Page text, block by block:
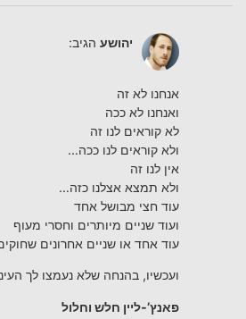
יהושע הגיב:
אנחנו לא זה
ואנחנו לא ככה
לא קוראים לנו זה
ולא קוראים לנו ככה…
אין לנו זה
ולא תמצא אצלנו כזה…
עוד חצי מבושל אחד
ועוד שניים מיותרים וחסרי מעוף
עוד אחד או שניים אחרונים
ועכשיו, בהנחה שלא נעמצו לך
פאנץ’-ליין חלש וחלול